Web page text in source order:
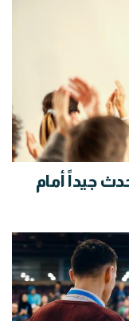
جيداً أمام